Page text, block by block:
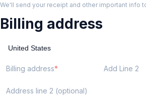
We'll send your receipt and other important info
Billing address
Billing address Add Line 2
Address line 2 (optional)